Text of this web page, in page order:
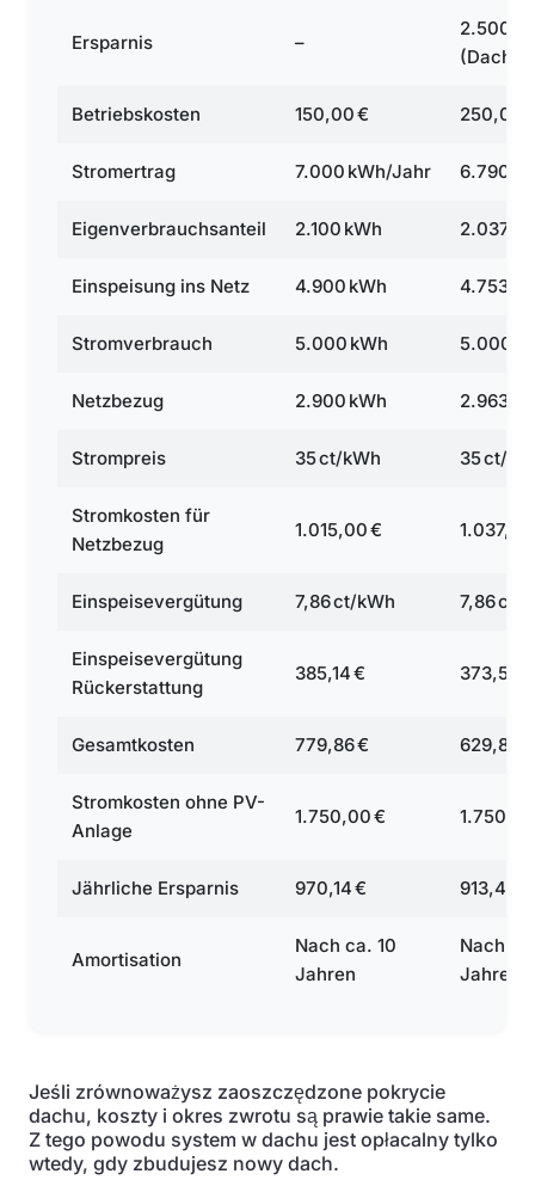
Ersparnis –
2.500 €
Betriebskosten 150,00 € 250,00
Stromertrag 7.000 kWh/Jahr 6.790
Eigenverbrauchsanteil 2.100 kWh 2.037
Einspeisung ins Netz 4.900 kWh 4.753
Stromverbrauch 5.000 kWh 5.000
Netzbezug 2.900 kWh 2.963
Strompreis 35 ct/kWh 35 ct/
Stromkosten für
Netzbezug
1.015,00 €
Einspeisevergütung 7,86 ct/kWh 7,86 ct/
Einspeisevergütung
Rückerstattung
385,14 € 373,59 €
Gesamtkosten 779,86 € 629,86 €
Stromkosten ohne PV-
Anlage
1.750,00 €
Jährliche Ersparnis 970,14 € 913,46 €
Amortisation
Nach ca. 10
Jahren
Nach
Jahren
Jeśli zrównoważysz zaoszczędzone pokrycie
dachu, koszty i okres zwrotu są prawie takie same.
Z tego powodu system w dachu jest opłacalny tylko
wtedy, gdy zbudujesz nowy dach.